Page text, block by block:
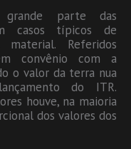
parte das
casos típicos de
Referidos
convênio com a
o valor da terra nua
do ITR.
houve, na maioria
dos valores dos